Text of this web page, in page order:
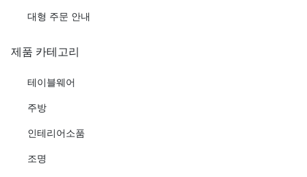
대형 주문 안내
제품 카테고리
테이블웨어
주방
인테리어소품
조명